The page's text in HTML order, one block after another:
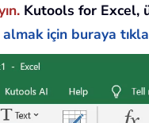
Kutools for Excel,
için buraya